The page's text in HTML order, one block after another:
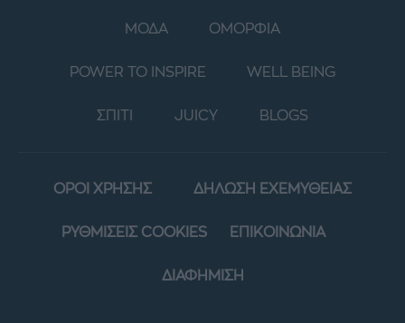
ΜΟΔΑ ΟΜΟΡΦΙΑ
POWER TO INSPIRE WELL BEING
ΣΠΙΤΙ JUICY BLOGS
ΟΡΟΙ ΧΡΗΣΗΣ ΔΗΛΩΣΗ ΕΧΕΜΥΘΕΙΑΣ
ΡΥΘΜΙΣΕΙΣ COOKIES ΕΠΙΚΟΙΝΩΝΙΑ
ΔΙΑΦΗΜΙΣΗ